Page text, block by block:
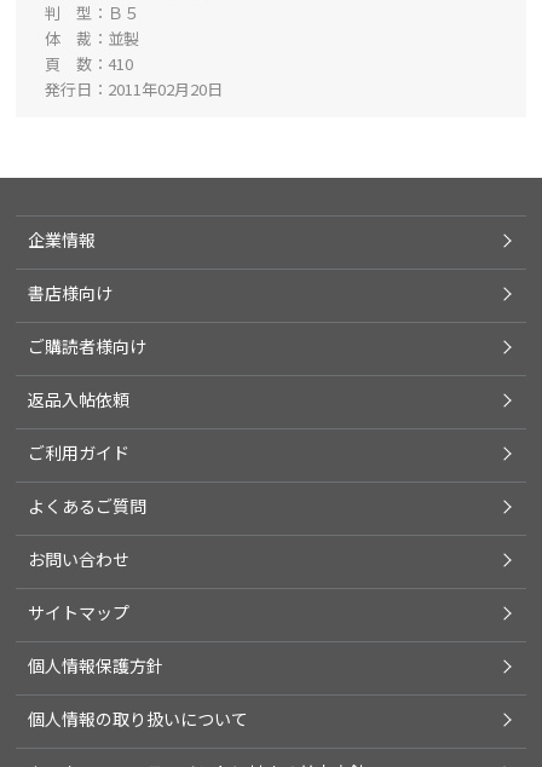
判 型
Ｂ５
体 裁
並製
頁 数
410
発行日
2011年02月20日
企業情報
書店様向け
ご購読者様向け
返品入帖依頼
ご利用ガイド
よくあるご質問
お問い合わせ
サイトマップ
個人情報保護方針
個人情報の取り扱いについて